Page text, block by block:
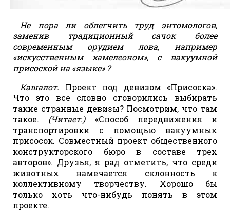
Не пора ли облегчить труд энтомологов,
заменив традиционный сачок более
современным орудием лова, например
«искусственным хамелеоном», с вакуумной
присоской на «языке» ?
Кашалот. Проект под девизом «Присоска».
Что это все словно сговорились выбирать
такие странные девизы? Посмотрим, что там
такое. (Читает.)«Способ передвижения и
транспортировки с помощью вакуумных
присосок. Совместный проект общественного
конструкторского бюро в составе трех
авторов». Друзья, я рад отметить, что среди
животных намечается склонность к
коллективному творчеству. Хорошо бы
только хоть что-нибудь понять в этом
проекте.